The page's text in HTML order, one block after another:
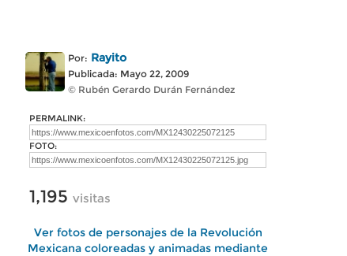
Por: Rayito
Publicada: Mayo 22, 2009
© Rubén Gerardo Durán Fernández
PERMALINK:
FOTO:
1,195 visitas
Ver fotos de personajes de la Revolución
Mexicana coloreadas y animadas mediante